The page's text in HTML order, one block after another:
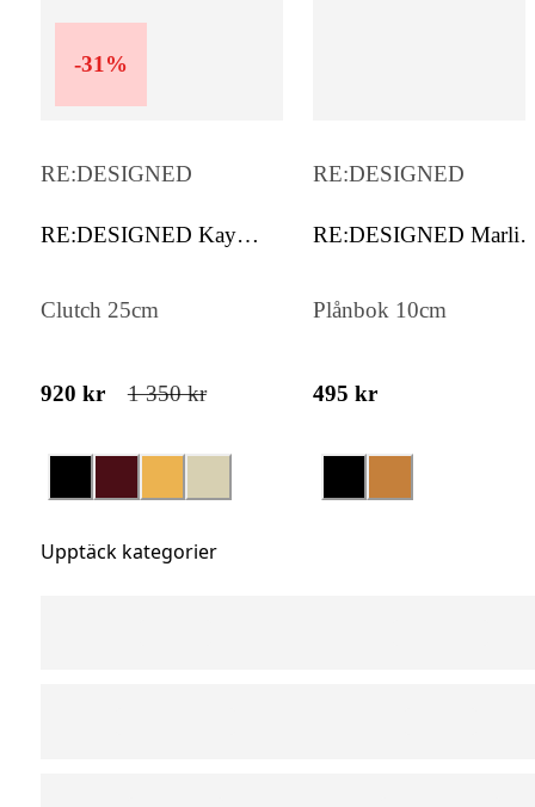
-31 %
RE:DESIGNED
RE:DESIGNED Kay
Clutch 25cm
920 kr 1 350 kr
RE:DESIGNED
RE:DESIGNED Marli
Plånbok 10cm
495 kr
Upptäck kategorier